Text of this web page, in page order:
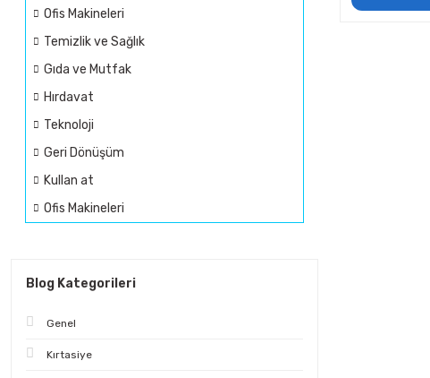
Ofis Makineleri
Temizlik ve Sağlık
Gıda ve Mutfak
Hırdavat
Teknoloji
Geri Dönüşüm
Kullan at
Ofis Makineleri
Blog Kategorileri
Genel
Kırtasiye